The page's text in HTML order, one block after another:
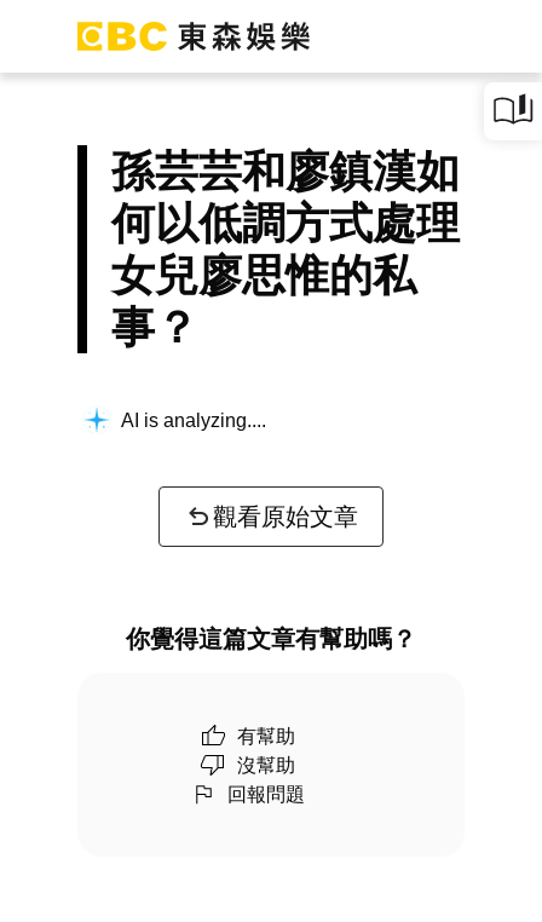
孫芸芸和廖鎮漢如
何以低調方式處理
女兒廖思惟的私
事？
AI is analyzing...
觀看原始文章
你覺得這篇文章有幫助嗎？
有幫助
沒幫助
回報問題